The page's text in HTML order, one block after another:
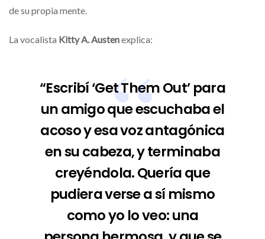
de su propia mente.
La vocalista Kitty A. Austenexplica:
“Escribí ‘Get Them Out’ para
un amigo que escuchaba el
acoso y esa voz antagónica
en su cabeza, y terminaba
creyéndola. Quería que
pudiera verse a sí mismo
como yo lo veo: una